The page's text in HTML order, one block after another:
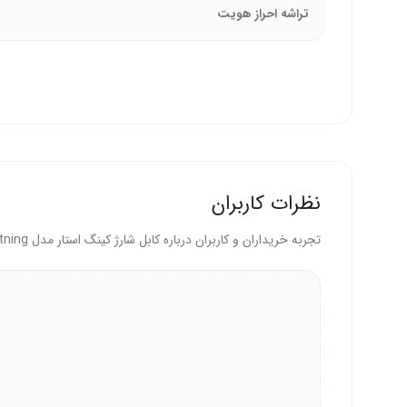
کاربری چندمنظوره:
علاوه بر شارژ، انتقال داده با
مناسب برای سفر:
استفاده چندمکانه:برای شارژ در اتاق خواب، اتاق
ایمنی و محافظت در برابر اتصال کوتاه
کابل شارژ کینگ استار K106i ایمنی بالایی دارد. مکانیسم محافظت از اتصال کوتاه را دارد. از گرمای بیش از حد جلوگیری می‌کند. این ویژگی‌ها دستگاه و باتری را محافظت می‌کنند.
مدار محافظ داخلی خطر
تراشه احراز هویت
نظرات کاربران
تجربه خریداران و کاربران درباره کابل شارژ کینگ استار مدل K106i Lightning قرمز